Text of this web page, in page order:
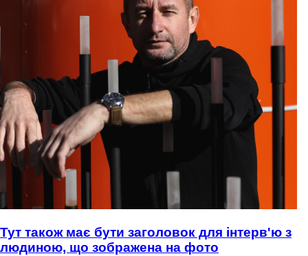
Тут також має бути заголовок для інтерв'ю з
людиною, що зображена на фото